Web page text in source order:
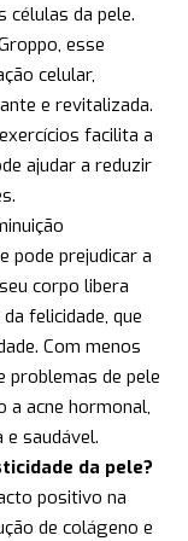
células da pele.
esse
celular,
e revitalizada.
facilita a
ajudar a reduzir
pode prejudicar a
corpo libera
felicidade, que
Com menos
problemas de pele
a acne hormonal,
saudável.
da pele?
positivo na
de colágeno e